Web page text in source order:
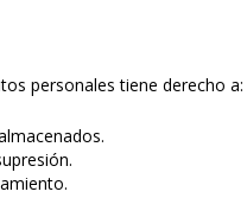
personales tiene derecho a: